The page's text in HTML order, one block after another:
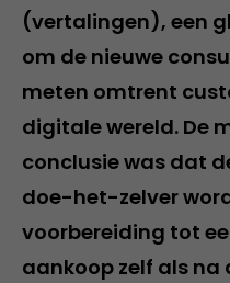
(vertalingen), een
om de nieuwe
meten omtrent
digitale wereld. De
conclusie was dat
doe-het-zelver
voorbereiding tot
aankoop zelf als na